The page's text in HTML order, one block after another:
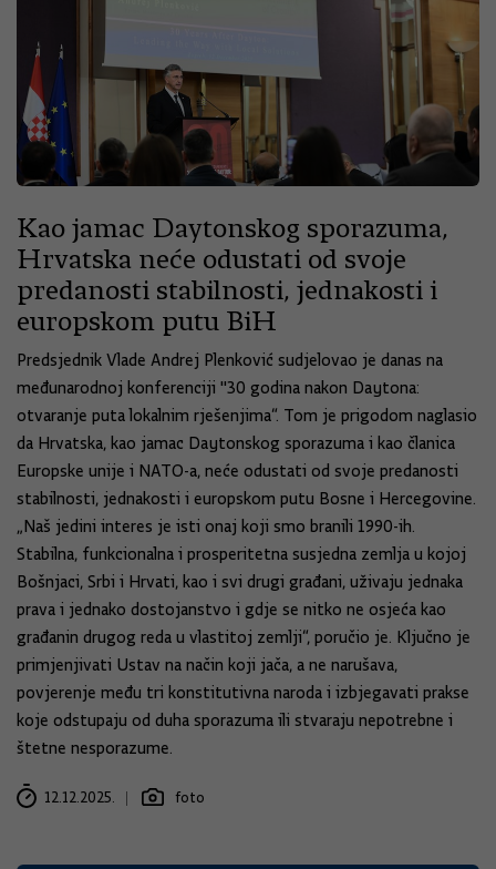
Kao jamac Daytonskog sporazuma,
Hrvatska neće odustati od svoje
predanosti stabilnosti, jednakosti i
europskom putu BiH
Predsjednik Vlade Andrej Plenković sudjelovao je danas na
međunarodnoj konferenciji "30 godina nakon Daytona:
otvaranje puta lokalnim rješenjima“. Tom je prigodom naglasio
da Hrvatska, kao jamac Daytonskog sporazuma i kao članica
Europske unije i NATO-a, neće odustati od svoje predanosti
stabilnosti, jednakosti i europskom putu Bosne i Hercegovine.
„Naš jedini interes je isti onaj koji smo branili 1990-ih.
Stabilna, funkcionalna i prosperitetna susjedna zemlja u kojoj
Bošnjaci, Srbi i Hrvati, kao i svi drugi građani, uživaju jednaka
prava i jednako dostojanstvo i gdje se nitko ne osjeća kao
građanin drugog reda u vlastitoj zemlji“, poručio je. Ključno je
primjenjivati ​​Ustav na način koji jača, a ne narušava,
povjerenje među tri konstitutivna naroda i izbjegavati prakse
koje odstupaju od duha sporazuma ili stvaraju nepotrebne i
štetne nesporazume.
12.12.2025. foto